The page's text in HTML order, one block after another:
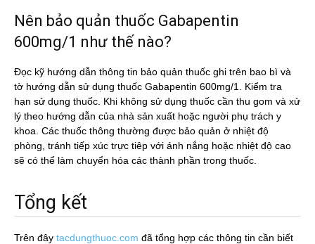
Nên bảo quản thuốc Gabapentin
600mg/1 như thế nào?
Đọc kỹ hướng dẫn thông tin bảo quản thuốc ghi trên bao bì và
tờ hướng dẫn sử dụng thuốc Gabapentin 600mg/1. Kiểm tra
hạn sử dụng thuốc. Khi không sử dụng thuốc cần thu gom và xử
lý theo hướng dẫn của nhà sản xuất hoặc người phụ trách y
khoa. Các thuốc thông thường được bảo quản ở nhiệt độ
phòng, tránh tiếp xúc trực tiêp với ánh nắng hoặc nhiệt độ cao
sẽ có thể làm chuyển hóa các thành phần trong thuốc.
Tổng kết
Trên đây tacdungthuoc.com đã tổng hợp các thông tin cần biết